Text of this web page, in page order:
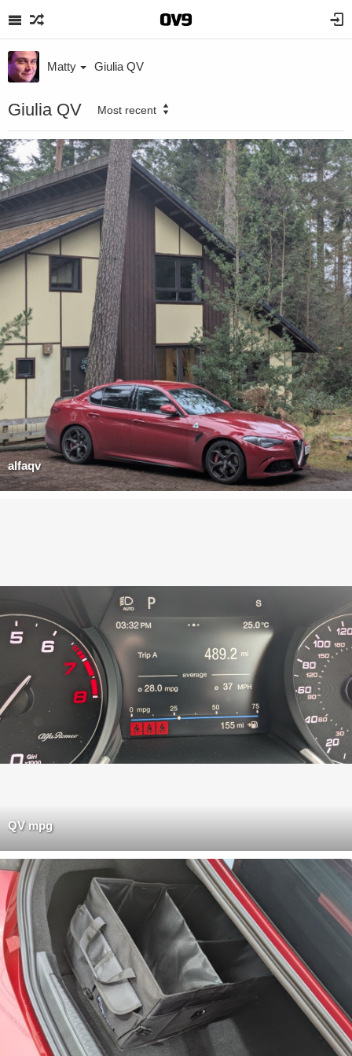
Matty Giulia QV
Giulia QV Most recent
alfaqv
QV mpg